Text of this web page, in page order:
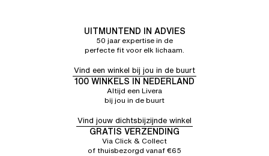
UITMUNTEND IN ADVIES
50 jaar expertise in de
perfecte fit voor elk lichaam.
Vind een winkel bij jou in de buurt
100 WINKELS IN NEDERLAND
Altijd een Livera
bij jou in de buurt
Vind jouw dichtsbijzijnde winkel
GRATIS VERZENDING
Via Click & Collect
of thuisbezorgd vanaf €65